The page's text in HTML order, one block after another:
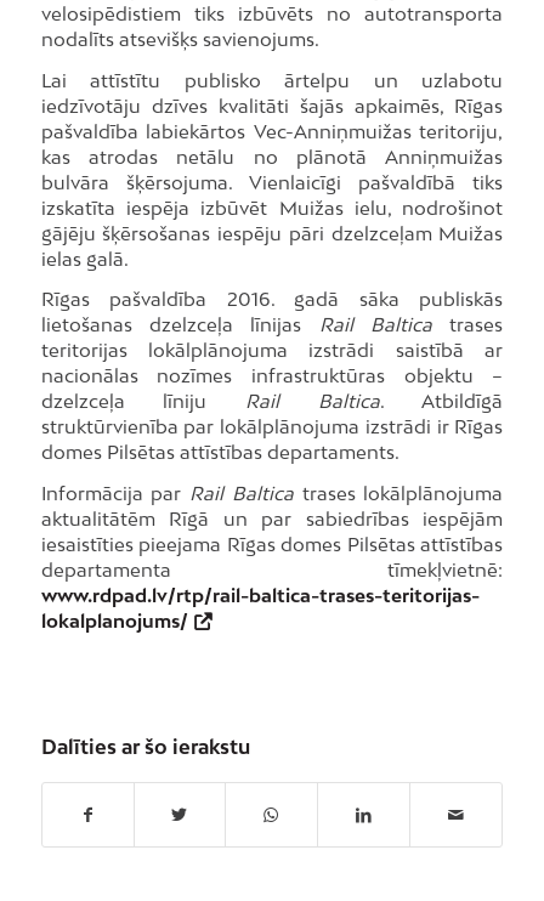
velosipēdistiem tiks izbūvēts no autotransporta
nodalīts atsevišķs savienojums.
Lai attīstītu publisko ārtelpu un uzlabotu
iedzīvotāju dzīves kvalitāti šajās apkaimēs, Rīgas
pašvaldība labiekārtos Vec-Anniņmuižas teritoriju,
kas atrodas netālu no plānotā Anniņmuižas
bulvāra šķērsojuma. Vienlaicīgi pašvaldībā tiks
izskatīta iespēja izbūvēt Muižas ielu, nodrošinot
gājēju šķērsošanas iespēju pāri dzelzceļam Muižas
ielas galā.
Rīgas pašvaldība 2016. gadā sāka publiskās
lietošanas dzelzceļa līnijas
Rail Baltica trases
teritorijas lokālplānojuma izstrādi saistībā ar
nacionālas nozīmes infrastruktūras objektu –
dzelzceļa līniju
Rail Baltica. Atbildīgā
struktūrvienība par lokālplānojuma izstrādi ir Rīgas
domes Pilsētas attīstības departaments.
Informācija par Rail Balticatrases lokālplānojuma
aktualitātēm Rīgā un par sabiedrības iespējām
iesaistīties pieejama Rīgas domes Pilsētas attīstības
departamenta tīmekļvietnē:
www.rdpad.lv/rtp/rail-baltica-trases-teritorijas-
lokalplanojums/
Dalīties ar šo ierakstu